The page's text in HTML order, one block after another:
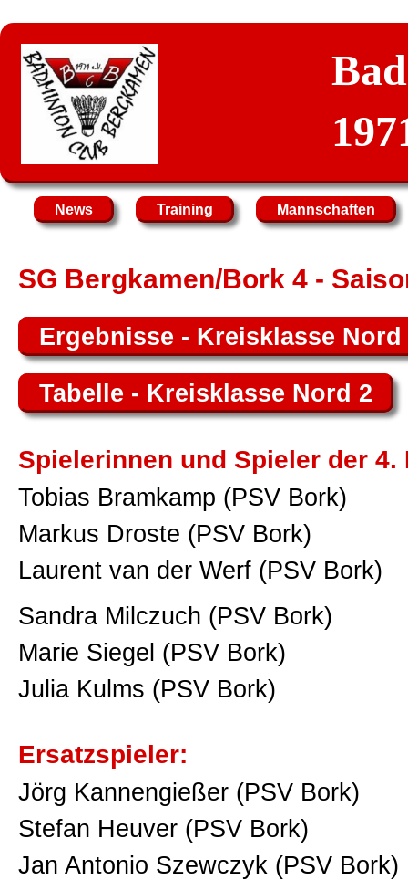
News Training Mannschaften
SG Bergkamen/Bork 4 -
Ergebnisse - Kreisklasse Nord
Tabelle - Kreisklasse Nord 2
Spielerinnen und Spieler der 4.
Tobias Bramkamp (PSV Bork)
Markus Droste (PSV Bork)
Laurent van der Werf (PSV Bork)
Sandra Milczuch (PSV Bork)
Marie Siegel (PSV Bork)
Julia Kulms (PSV Bork)
Ersatzspieler:
Jörg Kannengießer (PSV Bork)
Stefan Heuver (PSV Bork)
Jan Antonio Szewczyk (PSV Bork)